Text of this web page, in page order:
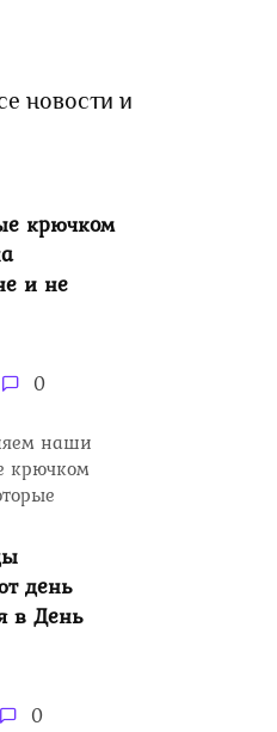
новости и
крючком
и не
0
наши
крючком
день
в День
0